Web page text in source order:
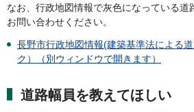
なお、行政地図情報で灰色になっている道
お問い合わせください。
長野市行政地図情報(建築基準法による
ク）（別ウィンドウで開きます）
道路幅員を教えてほしい